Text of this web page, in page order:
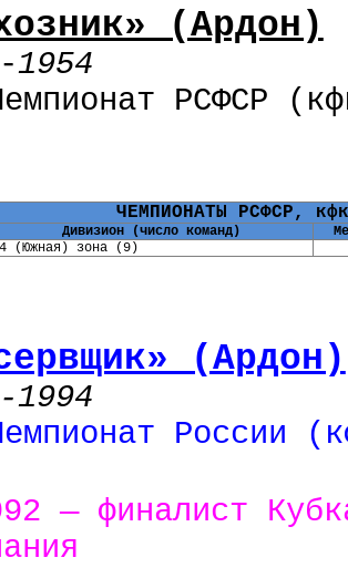
(Ардон)
-1954
РСФСР
ЧЕМПИОНАТЫ РСФСР,
Дивизион (число команд)
4 (Южная) зона (9)
(Ардон)
1994
России
— финалист